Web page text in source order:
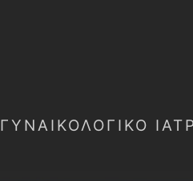
ΓΥΝΑΙΚΟΛΟΓΙΚΌ